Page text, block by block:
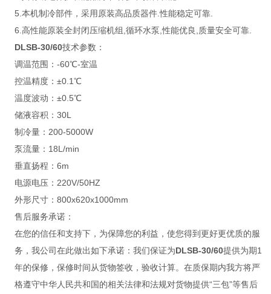
5.本机制冷部件，采用原装高品质器件.性能稳定可靠.
6.高性能原装全封闭压缩机组,循环水泵,性能优良,质量安全可靠.
DLSB-30/60技术参数：
调温范围：-60℃-室温
控温精度：±0.1℃
温度波动：±0.5℃
储液容积：30L
制冷量：200-5000W
泵流量：18L/min
垂直扬程：6m
电源电压：220V/50HZ
外形尺寸：800x620x1000mm
售后服务承诺：
在您的信任和支持下，为保障您的利益，使您得到更好更优质的服
务，我公司在此做出如下承诺：我们保证为DLSB-30/60提供为期1
年的保修，保修时间从货物签收，验收计算。在质保期内我方将严
格遵守中华人民共和国的相关法律和法规对货物提供“三包”等售后